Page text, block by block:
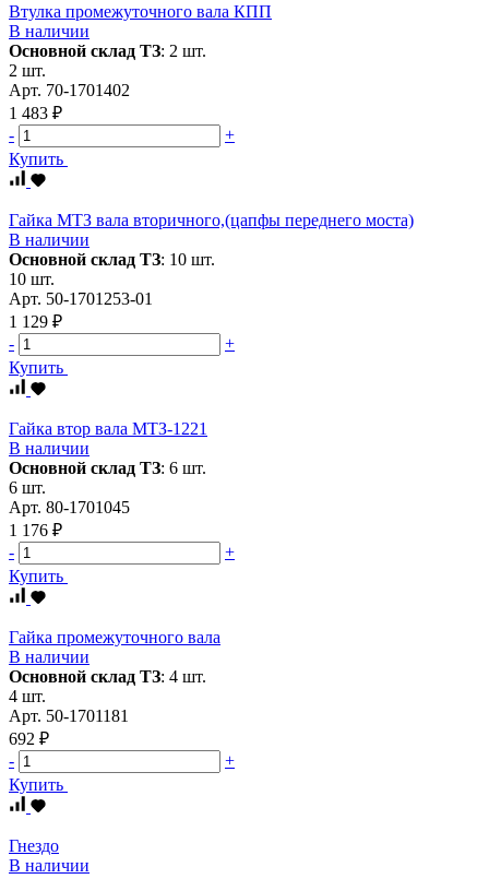
Втулка промежуточного вала КПП
В наличии
Основной склад ТЗ: 2 шт.
2 шт.
Арт. 70-1701402
1 483 ₽
-
+
Купить
Гайка МТЗ вала вторичного,(цапфы переднего моста)
В наличии
Основной склад ТЗ: 10 шт.
10 шт.
Арт. 50-1701253-01
1 129 ₽
-
+
Купить
Гайка втор вала МТЗ-1221
В наличии
Основной склад ТЗ: 6 шт.
6 шт.
Арт. 80-1701045
1 176 ₽
-
+
Купить
Гайка промежуточного вала
В наличии
Основной склад ТЗ: 4 шт.
4 шт.
Арт. 50-1701181
692 ₽
-
+
Купить
Гнездо
В наличии